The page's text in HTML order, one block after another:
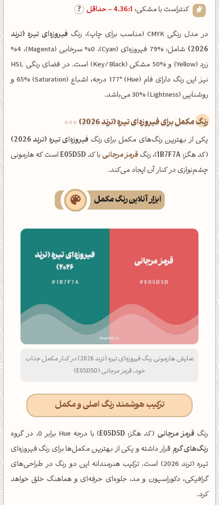
کنتراست با مشکی: 4.36:1 - حداقل
در مدل رنگی CMYK (مناسب برای چاپ)، رنگ
فیروزه‌ای تیره (ترند
2026)
شامل: %79 فیروزه‌ای (Cyan)، %0 سرخابی (Magenta)، %4
زرد (Yellow) و %50 مشکی (Key/Black) است. در فضای رنگی HSL
نیز این رنگ دارای فام (Hue) 177° درجه، اشباع (Saturation) 65% و
روشنایی (Lightness) 30% می‌باشد.
رنگ مکمل برای فیروزه‌ای تیره (ترند 2026)
یکی از بهترین رنگ‌های مکمل برای رنگ فیروزه‌ای تیره (ترند 2026)
(کد هگز: 1B7F7A)، رنگقرمز مرجانیبا کدE05D5Dاست که هارمونی
چشم‌نوازی در کنار آن ایجاد می‌کند.
ابزار آنلاین رنگ مکمل
نمایش هارمونی رنگ فیروزه‌ای تیره (ترند 2026) در کنار مکمل جذاب
خود، قرمز مرجانی (E05D5D)
ترکیب هوشمند رنگ اصلی و مکمل
رنگ قرمز مرجانی (کد هگز: E05D5D) با درجه Hue برابر 0، در گروه
رنگ‌های گرم قرار داشته و یکی از بهترین مکمل‌ها برای رنگ فیروزه‌ای
تیره (ترند 2026) است. ترکیب هنرمندانه این دو رنگ در طراحی‌های
گرافیکی، دکوراسیون و مد، جلوه‌ای حرفه‌ای و هماهنگ خلق خواهد
کرد.